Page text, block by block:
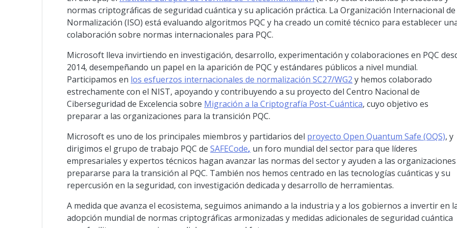
normas criptográficas de seguridad cuántica y su aplicación práctica. La Organización Internacional de
Normalización (ISO) está evaluando algoritmos PQC y ha creado un comité técnico para establecer
colaboración sobre normas internacionales para PQC.
Microsoft lleva invirtiendo en investigación, desarrollo, experimentación y colaboraciones en PQC
2014, desempeñando un papel en la aparición de PQC y estándares públicos a nivel mundial.
Participamos en los esfuerzos internacionales de normalización SC27/WG2 y hemos colaborado
estrechamente con el NIST, apoyando y contribuyendo a su proyecto del Centro Nacional de
Ciberseguridad de Excelencia sobre Migración a la Criptografía Post-Cuántica, cuyo objetivo es
preparar a las organizaciones para la transición PQC.
Microsoft es uno de los principales miembros y partidarios del proyecto Open Quantum Safe (OQS), y
dirigimos el grupo de trabajo PQC deSAFECode, un foro mundial del sector para que líderes
empresariales y expertos técnicos hagan avanzar las normas del sector y ayuden a las organizaciones
prepararse para la transición al PQC. También nos hemos centrado en las tecnologías cuánticas y su
repercusión en la seguridad, con investigación dedicada y desarrollo de herramientas.
A medida que avanza el ecosistema, seguimos animando a la industria y a los gobiernos a invertir en
adopción mundial de normas criptográficas armonizadas y medidas adicionales de seguridad cuántica